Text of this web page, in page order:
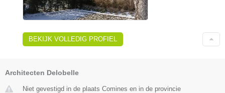
BEKIJK VOLLEDIG PROFIEL
Architecten Delobelle
Niet gevestigd in de plaats Comines en in de provincie